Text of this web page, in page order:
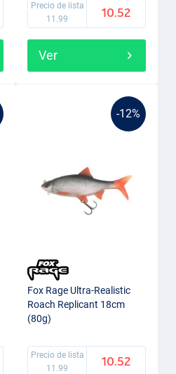
Precio de lista
11.99
10.52
Ver
-12%
Fox Rage Ultra-Realistic
Roach Replicant 18cm
(80g)
Precio de lista
11.99
10.52